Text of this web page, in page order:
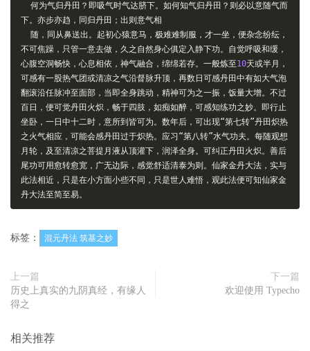
何为气归丹田？即吸气时气达脐下。如何知气归丹田？则必以意随气而
下。亦步亦趋，同归丹田；出则意气相
随，同从鼻送出。起初心猿意马，极难难制服，才一坐，便杂念纷纭，
不可焦躁，只管一意去做，久之自然身心俱定入静下功。自觉呼吸和缓，
心腹空洞畅快，心息相依，神气融合，绵绵若存。一般炼至10天或半月，
可感有一股热气团或清凉之气沿督脉升顶，再数日可感丹田中有如大气泡
翻滚沿任脉冲至面部，当即全身跳动，精神可为之一振，饭量大增。不过
百日，便可觉丹田火炽，畅于四肢，如痴如醉，可感知练功之妙。即行止
坐卧，一日中十二时，意所到皆可为。数年后，可出现“第七转”丹田炽热
之火气相应，可能会感丹田过于炽热。应习“第八转”水气功夫。每随观想
月轮，及至清凉之菩提月液从顶灌下，润泽全身。可纠正丹田火炽。善后
尾功可用愈转愈宽，广无边际，感觉舒适清泰为则。仙家金丹大法，实与
此法相近，只是在小方面小些不同，只是世人难悟，观此法便可知仙家金
丹大法至简至易。
标签： 混元丹法 筑基之妙
上一篇
历史上真实的九阴真经，有缘人
得之
下一篇
欢迎使用 Typecho
相关推荐